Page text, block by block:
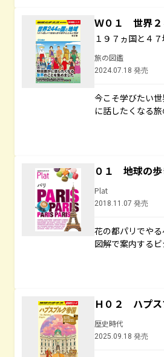
Ｗ０１ 世界
１９７ヵ国と４
旅の図鑑
2024.07.18 発売
今こそ学びたい
に話したくなる旅
０１ 地球の
Plat
2018.11.07 発売
花の都パリでや
図解で案内するビ
Ｈ０２ ハプス
歴史時代
2025.09.18 発売